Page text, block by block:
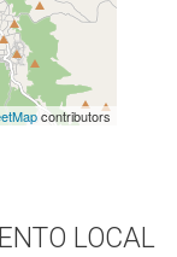
contributors
LOCAL